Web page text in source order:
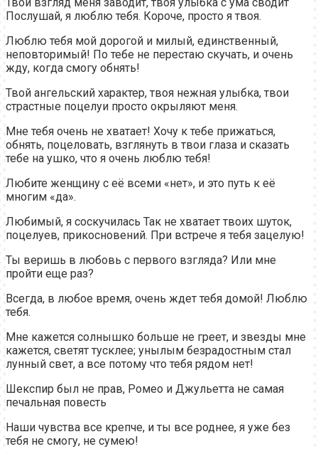
Твой взгляд меня заводит, твоя улыбка с ума сводит
Послушай, я люблю тебя. Короче, просто я твоя.
Люблю тебя мой дорогой и милый, единственный,
неповторимый! По тебе не перестаю скучать, и очень
жду, когда смогу обнять!
Твой ангельский характер, твоя нежная улыбка, твои
страстные поцелуи просто окрыляют меня.
Мне тебя очень не хватает! Хочу к тебе прижаться,
обнять, поцеловать, взглянуть в твои глаза и сказать
тебе на ушко, что я очень люблю тебя!
Любите женщину с её всеми «нет», и это путь к её
многим «да».
Любимый, я соскучилась Так не хватает твоих шуток,
поцелуев, прикосновений. При встрече я тебя зацелую!
Ты веришь в любовь с первого взгляда? Или мне
пройти еще раз?
Всегда, в любое время, очень ждет тебя домой! Люблю
тебя.
Мне кажется солнышко больше не греет, и звезды мне
кажется, светят тусклее; унылым безрадостным стал
лунный свет, а все потому что тебя рядом нет!
Шекспир был не прав, Ромео и Джульетта не самая
печальная повесть
Наши чувства все крепче, и ты все роднее, я уже без
тебя не смогу, не сумею!